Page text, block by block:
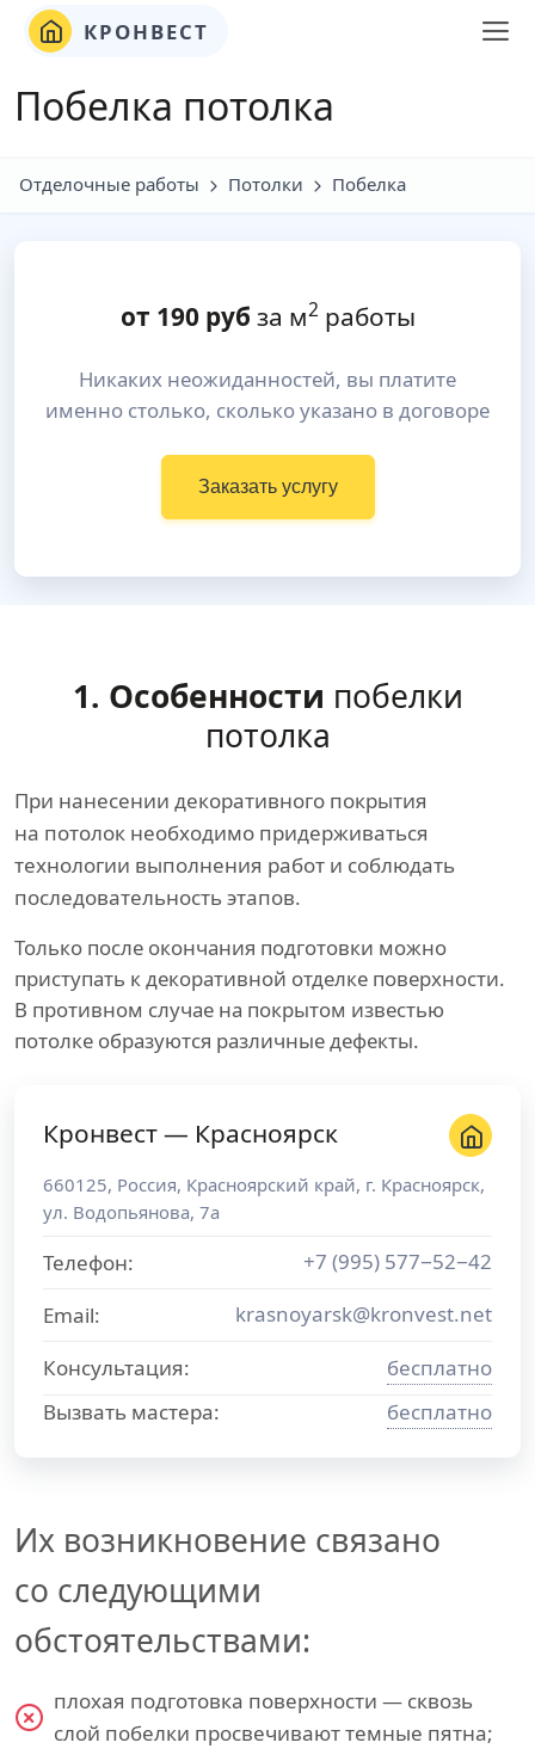
КРОНВЕСТ
Побелка потолка
Отделочные работы Потолки Побелка
от 190руб за м2работы
Никаких неожиданностей, вы платите
именно столько, сколько указано в договоре
Заказать услугу
1. Особенности побелки
потолка
При нанесении декоративного покрытия
на потолок необходимо придерживаться
технологии выполнения работ и соблюдать
последовательность этапов.
Только после окончания подготовки можно
приступать к декоративной отделке поверхности.
В противном случае на покрытом известью
потолке образуются различные дефекты.
Кронвест — Красноярск
660125, Россия, Красноярский край, г. Красноярск,
ул. Водопьянова, 7а
Телефон:
+7 (995) 577−52−42
Email:
krasnoyarsk@kronvest.net
Консультация:
бесплатно
Вызвать мастера:
бесплатно
Их возникновение связано
со следующими
обстоятельствами:
плохая подготовка поверхности — сквозь
слой побелки просвечивают темные пятна;